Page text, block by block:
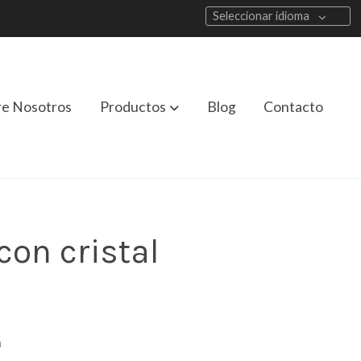
Seleccionar idioma
Nosotros Productos Blog Contacto
cristal